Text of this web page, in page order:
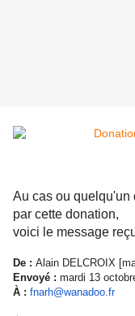
Au cas ou quelqu'un
par cette donation,
voici le message
De : Alain DELCROIX
Envoyé : mardi 13
À : fnarh@wanadoo.fr